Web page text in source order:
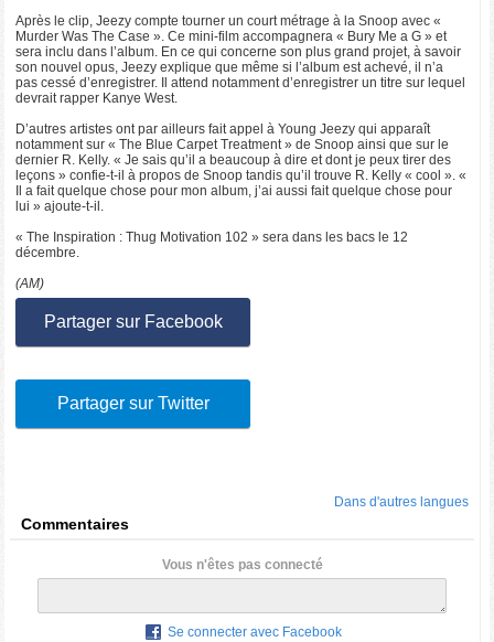
Après le clip, Jeezy compte tourner un court métrage à la Snoop avec «
Murder Was The Case ». Ce mini-film accompagnera « Bury Me a G » et
sera inclu dans l’album. En ce qui concerne son plus grand projet, à savoir
son nouvel opus, Jeezy explique que même si l’album est achevé, il n’a
pas cessé d’enregistrer. Il attend notamment d’enregistrer un titre sur lequel
devrait rapper Kanye West.
D’autres artistes ont par ailleurs fait appel à Young Jeezy qui apparaît
notamment sur « The Blue Carpet Treatment » de Snoop ainsi que sur le
dernier R. Kelly. « Je sais qu’il a beaucoup à dire et dont je peux tirer des
leçons » confie-t-il à propos de Snoop tandis qu’il trouve R. Kelly « cool ». «
Il a fait quelque chose pour mon album, j’ai aussi fait quelque chose pour
lui » ajoute-t-il.
« The Inspiration : Thug Motivation 102 » sera dans les bacs le 12
décembre.
(AM)
Partager sur Facebook
Partager sur Twitter
Dans d'autres langues
Commentaires
Vous n'êtes pas connecté
Se connecter avec Facebook